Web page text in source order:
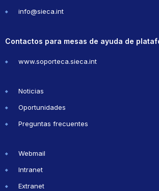
info@sieca.int
Contactos para mesas de ayuda de
www.soporteca.sieca.int
Noticias
Oportunidades
Preguntas frecuentes
Webmail
Intranet
Extranet